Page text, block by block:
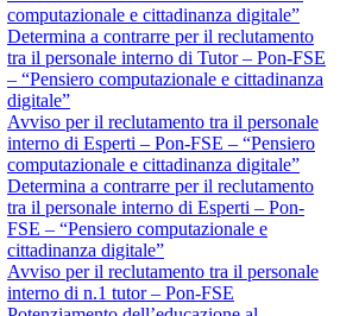
computazionale e cittadinanza digitale”
Determina a contrarre per il reclutamento
tra il personale interno di Tutor – Pon-FSE
– “Pensiero computazionale e cittadinanza
digitale”
Avviso per il reclutamento tra il personale
interno di Esperti – Pon-FSE – “Pensiero
computazionale e cittadinanza digitale”
Determina a contrarre per il reclutamento
tra il personale interno di Esperti – Pon-
FSE – “Pensiero computazionale e
cittadinanza digitale”
Avviso per il reclutamento tra il personale
interno di n.1 tutor – Pon-FSE